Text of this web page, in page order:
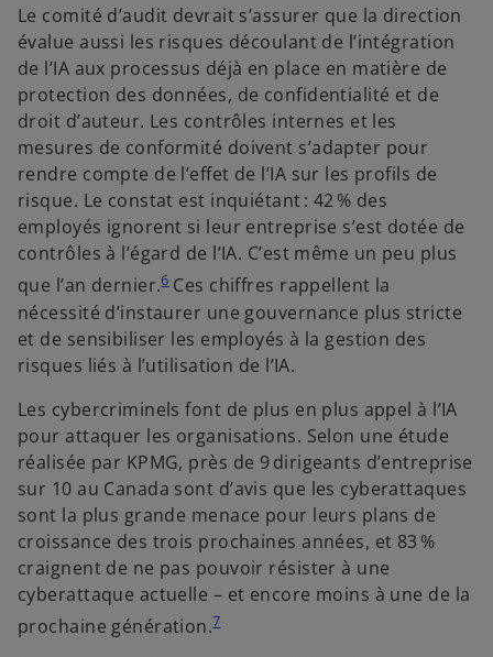
Le comité d’audit devrait s’assurer que la direction
évalue aussi les risques découlant de l’intégration
de l’IA aux processus déjà en place en matière de
protection des données, de confidentialité et de
droit d’auteur. Les contrôles internes et les
mesures de conformité doivent s’adapter pour
rendre compte de l’effet de l’IA sur les profils de
risque. Le constat est inquiétant : 42 % des
employés ignorent si leur entreprise s’est dotée de
contrôles à l’égard de l’IA. C’est même un peu plus
que l’an dernier.6 Ces chiffres rappellent la
nécessité d’instaurer une gouvernance plus stricte
et de sensibiliser les employés à la gestion des
risques liés à l’utilisation de l’IA.
Les cybercriminels font de plus en plus appel à l’IA
pour attaquer les organisations. Selon une étude
réalisée par KPMG, près de 9 dirigeants d’entreprise
sur 10 au Canada sont d’avis que les cyberattaques
sont la plus grande menace pour leurs plans de
croissance des trois prochaines années, et 83 %
craignent de ne pas pouvoir résister à une
cyberattaque actuelle – et encore moins à une de la
prochaine génération.7